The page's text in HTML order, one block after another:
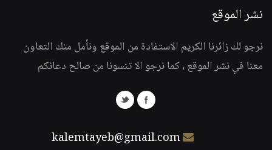
نشر الموقع
نرجو لك زائرنا الكريم الاستفادة من الموقع ونأمل منك التعاون
معنا في نشر الموقع ، كما نرجو الا تنسونا من صالح دعائكم
kalemtayeb@gmail.com